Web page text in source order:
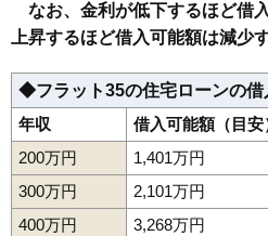
なお、金利が低下するほど借
上昇するほど借入可能額は減少す
◆フラット35の住宅ローンの借
年収
借入可能額（目安
200万円
1,401万円
300万円
2,101万円
400万円
3,268万円